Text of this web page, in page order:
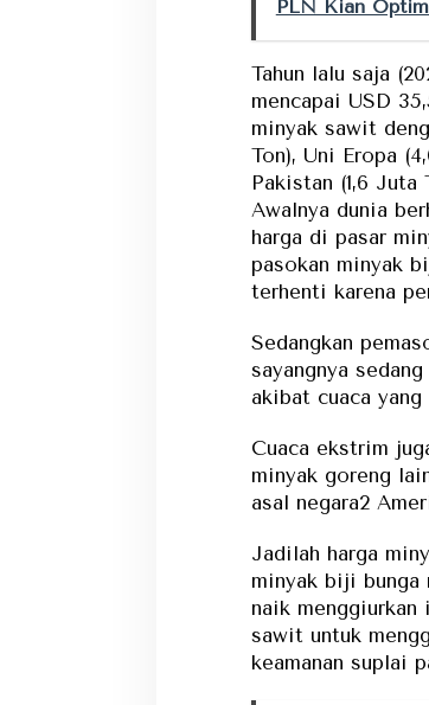
PLN Kian
Tahun lalu saja
mencapai USD
minyak sawit
Ton), Uni Eropa
Pakistan (1,6 Juta
Awalnya dunia
harga di pasar
pasokan minyak
terhenti karena
Sedangkan
sayangnya
akibat cuaca
Cuaca ekstrim
minyak goreng
asal negara2
Jadilah harga
minyak biji bunga
naik menggiurkan
sawit untuk
keamanan suplai